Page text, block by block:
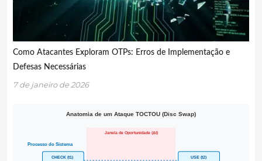
Como Atacantes Exploram OTPs: Erros de Implementação e
Defesas Necessárias
7 de janeiro de 2026